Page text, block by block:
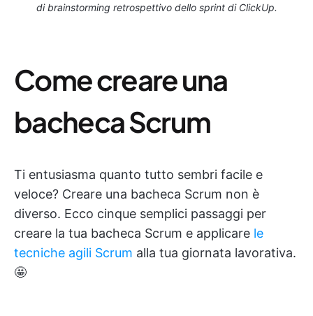
di brainstorming retrospettivo dello sprint di ClickUp.
Come creare una
bacheca Scrum
Ti entusiasma quanto tutto sembri facile e
veloce? Creare una bacheca Scrum non è
diverso. Ecco cinque semplici passaggi per
creare la tua bacheca Scrum e applicare le
tecniche agili Scrum alla tua giornata lavorativa.
🤩